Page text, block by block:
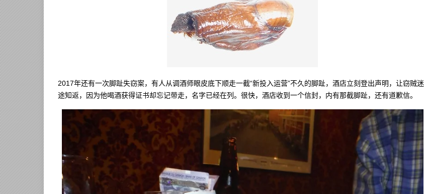
2017年还有一次脚趾失窃案，有人从调酒师眼皮底下顺走一截“新投入运营”不久的脚趾，酒店立刻登出声明，让窃贼迷
途知返，因为他喝酒获得证书却忘记带走，名字已经在列。很快，酒店收到一个信封，内有那截脚趾，还有道歉信。